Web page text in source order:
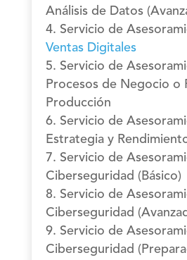
Análisis de Datos
Servicio de
Ventas Digitales
Servicio de
Procesos de Negocio o
Producción
Servicio de
Estrategia y
Servicio de
Ciberseguridad (Básico)
Servicio de
Ciberseguridad
Servicio de
Ciberseguridad